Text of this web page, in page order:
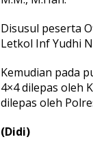
Disusul peserta
Letkol Inf Yudhi
Kemudian pada
4×4 dilepas oleh
dilepas oleh
(Didi)